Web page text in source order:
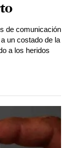
de comunicación
un costado de la
a los heridos